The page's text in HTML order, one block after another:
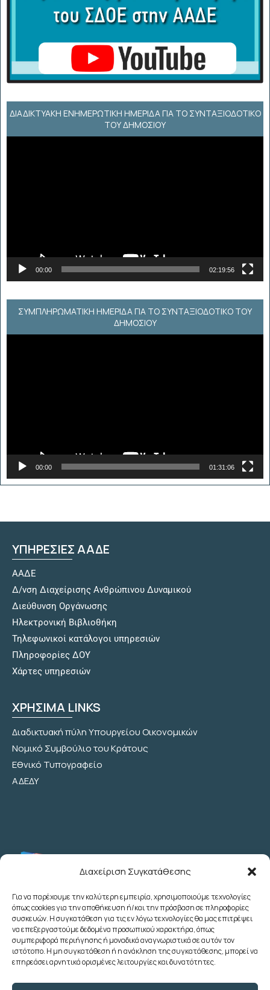
Διαχείριση Συγκατάθεσης
Για να παρέχουμε την καλύτερη εμπειρία, χρησιμοποιούμε τεχνολογίες
όπως cookies για την αποθήκευση ή/και την πρόσβαση σε πληροφορίες
συσκευών. Η συγκατάθεση για τις εν λόγω τεχνολογίες θα μας επιτρέψει
να επεξεργαστούμε δεδομένα προσωπικού χαρακτήρα, όπως
συμπεριφορά περιήγησης ή μοναδικά αναγνωριστικά σε αυτόν τον
ιστότοπο. Η μη συγκατάθεση ή η ανάκληση της συγκατάθεσης, μπορεί να
επηρεάσει αρνητικά ορισμένες λειτουργίες και δυνατότητες.
ΔΙΑΔΙΚΤΥΑΚΉ ΕΝΗΜΕΡΩΤΙΚΉ ΗΜΕΡΊΔΑ ΓΙΑ ΤΟ ΣΥΝΤΑΞΙΟΔΟΤΙΚΌ
ΤΟΥ ΔΗΜΟΣΊΟΥ
00:00 02:19:56
ΣΥΜΠΛΗΡΩΜΑΤΙΚΗ ΗΜΕΡΙΔΑ ΓΙΑ ΤΟ ΣΥΝΤΑΞΙΟΔΟΤΙΚΟ ΤΟΥ
ΔΗΜΟΣΙΟΥ
00:00 01:31:06
ΥΠΗΡΕΣΙΕΣ ΑΑΔΕ
ΑΑΔΕ
Δ/νση Διαχείρισης Ανθρώπινου Δυναμικού
Διεύθυνση Οργάνωσης
Hλεκτρονική Βιβλιοθήκη
Τηλεφωνικοί κατάλογοι υπηρεσιών
Πληροφορίες ΔΟΥ
Χάρτες υπηρεσιών
ΧΡΗΣΙΜΑ LINKS
Διαδικτυακή πύλη Υπουργείου Οικονομικών
Νομικό Συμβούλιο του Κράτους
Εθνικό Τυπογραφείο
ΑΔΕΔΥ
Λεωχάρους 2 - 6ος Όροφος - Αθήνα
(+30) 210 3622707
(+30) 2103633260
(+30) 2103622783